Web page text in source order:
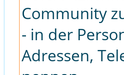
Community
- in der
Adressen,